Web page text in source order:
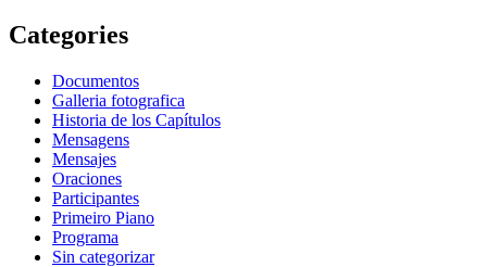
Categories
Documentos
Galleria fotografica
Historia de los Capítulos
Mensagens
Mensajes
Oraciones
Participantes
Primeiro Piano
Programa
Sin categorizar